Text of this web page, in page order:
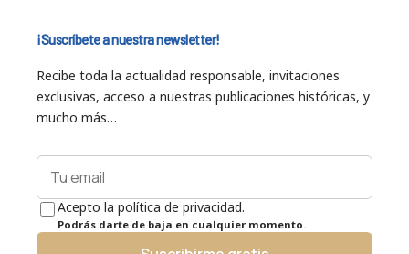
¡Suscríbete a nuestra newsletter!
Recibe toda la actualidad responsable, invitaciones
exclusivas, acceso a nuestras publicaciones históricas, y
mucho más…
Acepto la política de privacidad.
Podrás darte de baja en cualquier momento.